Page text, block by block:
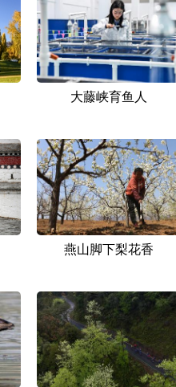
大藤峡育鱼人
燕山脚下梨花香